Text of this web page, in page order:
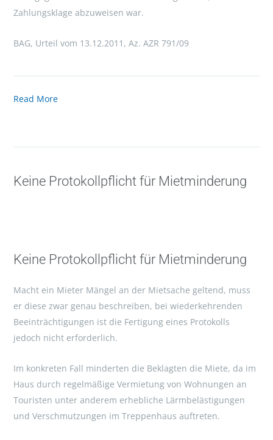
Zahlungsklage abzuweisen war.
BAG, Urteil vom 13.12.2011, Az. AZR 791/09
Read More
Keine Protokollpflicht für Mietminderung
Keine Protokollpflicht für Mietminderung
Macht ein Mieter Mängel an der Mietsache geltend, muss
er diese zwar genau beschreiben, bei wiederkehrenden
Beeinträchtigungen ist die Fertigung eines Protokolls
jedoch nicht erforderlich.
Im konkreten Fall minderten die Beklagten die Miete, da im
Haus durch regelmäßige Vermietung von Wohnungen an
Touristen unter anderem erhebliche Lärmbelästigungen
und Verschmutzungen im Treppenhaus auftreten.